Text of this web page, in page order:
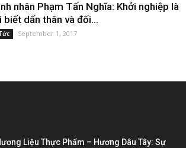
nhân Phạm Tấn Nghĩa: Khởi nghiệp là
biết dấn thân và đối...
September 1, 2017
Liệu Thực Phẩm – Hương Dâu Tây: Sự